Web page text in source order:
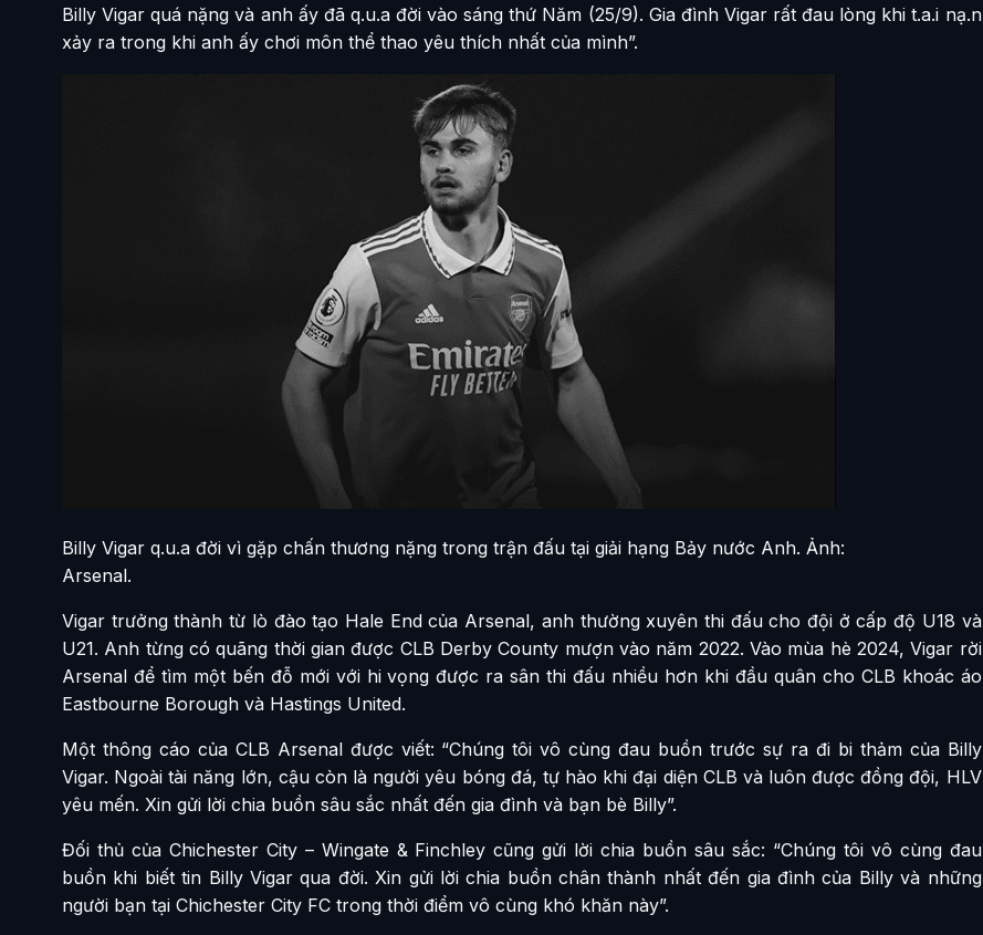
Billy Vigar quá nặng và anh ấy đã q.u.a đời vào sáng thứ Năm (25/9). Gia đình Vigar rất đau lòng khi t.a.i nạ.n
xảy ra trong khi anh ấy chơi môn thể thao yêu thích nhất của mình”.
Billy Vigar q.u.a đời vì gặp chấn thương nặng trong trận đấu tại giải hạng Bảy nước Anh. Ảnh:
Arsenal.
Vigar trưởng thành từ lò đào tạo Hale End của Arsenal, anh thường xuyên thi đấu cho đội ở cấp độ U18 và
U21. Anh từng có quãng thời gian được CLB Derby County mượn vào năm 2022. Vào mùa hè 2024, Vigar rời
Arsenal để tìm một bến đỗ mới với hi vọng được ra sân thi đấu nhiều hơn khi đầu quân cho CLB khoác áo
Eastbourne Borough và Hastings United.
Một thông cáo của CLB Arsenal được viết: “Chúng tôi vô cùng đau buồn trước sự ra đi bi thảm của Billy
Vigar. Ngoài tài năng lớn, cậu còn là người yêu bóng đá, tự hào khi đại diện CLB và luôn được đồng đội, HLV
yêu mến. Xin gửi lời chia buồn sâu sắc nhất đến gia đình và bạn bè Billy”.
Đối thủ của Chichester City – Wingate & Finchley cũng gửi lời chia buồn sâu sắc: “Chúng tôi vô cùng đau
buồn khi biết tin Billy Vigar qua đời. Xin gửi lời chia buồn chân thành nhất đến gia đình của Billy và những
người bạn tại Chichester City FC trong thời điểm vô cùng khó khăn này”.